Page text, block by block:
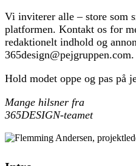
Vi inviterer alle – store som
platformen. Kontakt os for
redaktionelt indhold og
365design@pejgruppen.com.
Hold modet oppe og pas på
Mange hilsner fra
365DESIGN-teamet